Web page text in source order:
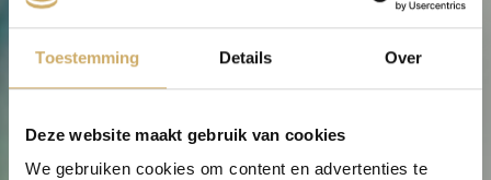
Toestemming Details Over
Deze website maakt gebruik van cookies
We gebruiken cookies om content en advertenties te